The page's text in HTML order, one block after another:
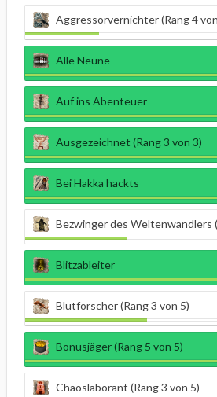
Aggressorvernichter (Rang 4
Alle Neune
Auf ins Abenteuer
Ausgezeichnet (Rang 3 von 3)
Bei Hakka hackts
Bezwinger des Weltenwandlers
Blitzableiter
Blutforscher (Rang 3 von 5)
Bonusjäger (Rang 5 von 5)
Chaoslaborant (Rang 3 von 5)